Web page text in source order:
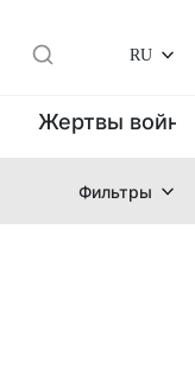
RU
Жертвы
Фильтры